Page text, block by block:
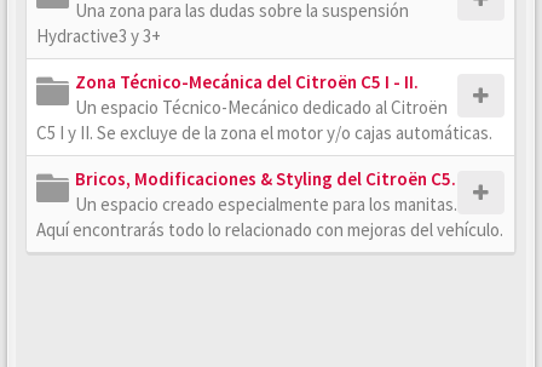
Una zona para las dudas sobre la suspensión
Hydractive3 y 3+
Zona Técnico-Mecánica del Citroën C5 I - II.
Un espacio Técnico-Mecánico dedicado al Citroën
C5 I y II. Se excluye de la zona el motor y/o cajas automáticas.
Bricos, Modificaciones & Styling del Citroën C5.
Un espacio creado especialmente para los manitas.
Aquí encontrarás todo lo relacionado con mejoras del vehículo.